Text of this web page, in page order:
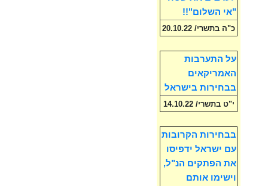
"אי השלום"!!
כ"ה בתשרי/ 20.10.22
על התערבות
האמריקאים
בבחירות בישראל
י"ט בתשרי/ 14.10.22
בבחירות הקרובות
עם ישראל ידפיסו
את הפתקים הנ"ל,
וישימו אותם